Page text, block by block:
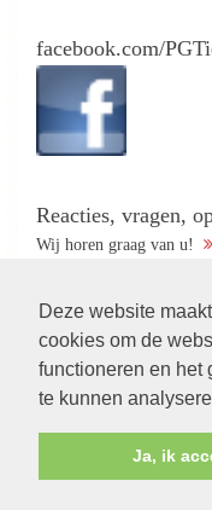
Deze website
cookies om de
functioneren en het
te kunnen
Ja, ik
facebook.com/
Reacties, vragen,
Wij horen graag van u!
Volg ons op: